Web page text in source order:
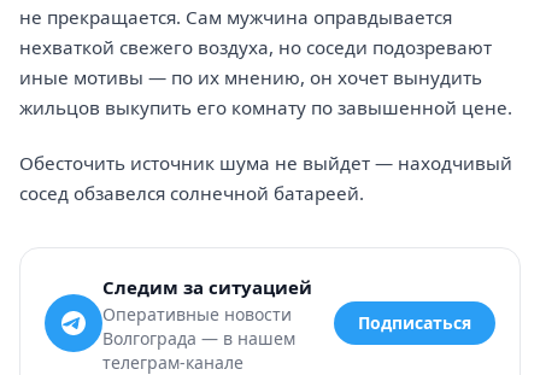
не прекращается. Сам мужчина оправдывается
нехваткой свежего воздуха, но соседи подозревают
иные мотивы — по их мнению, он хочет вынудить
жильцов выкупить его комнату по завышенной цене.
Обесточить источник шума не выйдет — находчивый
сосед обзавелся солнечной батареей.
Следим за ситуацией
Оперативные новости
Волгограда — в нашем
телеграм-канале
Подписаться